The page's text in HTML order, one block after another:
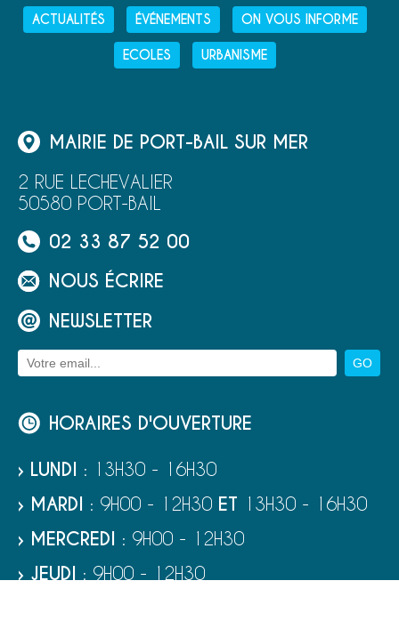
ACTUALITÉS ÉVÉNEMENTS ON VOUS INFORME
ECOLES URBANISME
MAIRIE DE PORT-BAIL SUR MER
2 RUE LECHEVALIER
50580 PORT-BAIL
02 33 87 52 00
NOUS ÉCRIRE
NEWSLETTER
HORAIRES D'OUVERTURE
› LUNDI : 13H30 - 16H30
› MARDI : 9H00 - 12H30 ET 13H30 - 16H30
› MERCREDI : 9H00 - 12H30
› JEUDI : 9H00 - 12H30